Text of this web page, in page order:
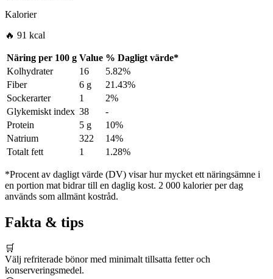
Kalorier
🔥 91 kcal
Näring per 100 g Value % Dagligt värde*
Kolhydrater
16
5.82%
Fiber
6 g
21.43%
Sockerarter
1
2%
Glykemiskt index 38
-
Protein
5 g
10%
Natrium
322
14%
Totalt fett
1 1.28%
*Procent av dagligt värde (DV) visar hur mycket ett näringsämne i
en portion mat bidrar till en daglig kost. 2 000 kalorier per dag
används som allmänt kostråd.
Fakta & tips
🛒
Välj refriterade bönor med minimalt tillsatta fetter och
konserveringsmedel.